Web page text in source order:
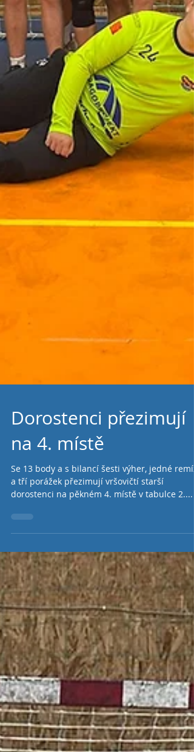
Dorostenci přezimují
na 4. místě
a tří porážek přezimují vršovičtí starší
dorostenci na pěkném 4. místě v tabulce 2....